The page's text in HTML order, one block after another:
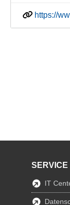
https://
SERVICE
IT